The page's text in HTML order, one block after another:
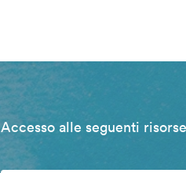
Accesso alle seguenti